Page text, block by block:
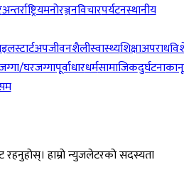
अन्तर्राष्ट्रियमनोरञ्जनविचारपर्यटनस्थानीय
स्टार्टअपजीवनशैलीस्वास्थ्यशिक्षाअपराध
घरजग्गापूर्वाधारधर्मसामाजिकदुर्घटना
हाम्रो न्युजलेटरको सदस्यता